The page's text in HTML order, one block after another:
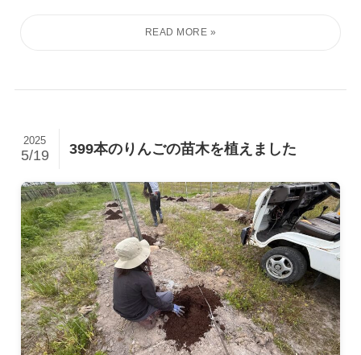
399本のりんごの苗木を植えました
2025
5/19